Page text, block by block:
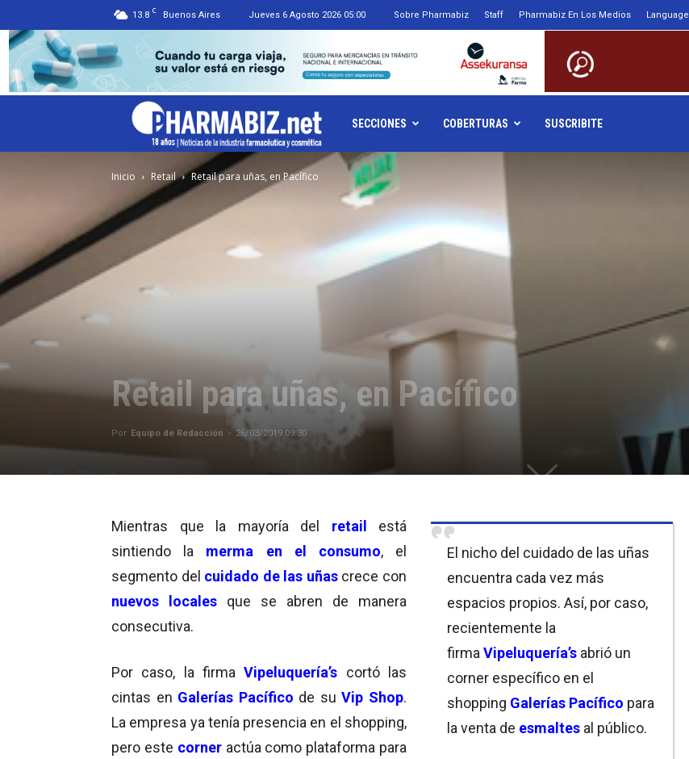
13.8 C Buenos Aires Jueves 6 Agosto 2026 05:00 Sobre Pharmabiz Staff Pharmabiz En Los Medios Language
Pharmabiz.NET
SECCIONES COBERTURAS SUSCRIBITE
Inicio Retail Retail para uñas, en Pacífico
Retail para uñas, en Pacífico
Por Equipo de Redacción - 26/03/2019 09:30
El nicho del cuidado de las uñas
encuentra cada vez más
espacios propios. Así, por caso,
recientemente la
firma Vipeluquería’s abrió un
corner específico en el
shopping Galerías Pacífico para
la venta de esmaltes al público.
Mientras que la mayoría del retail
está
sintiendo la merma en el consumo, el
segmento del cuidado de las uñas crece con
nuevos locales que se abren de manera
consecutiva.
Por caso, la firmaVipeluquería’s cortó las
cintas en Galerías Pacífico de suVip Shop.
La empresa ya tenía presencia en el shopping,
pero este corner actúa como plataforma para